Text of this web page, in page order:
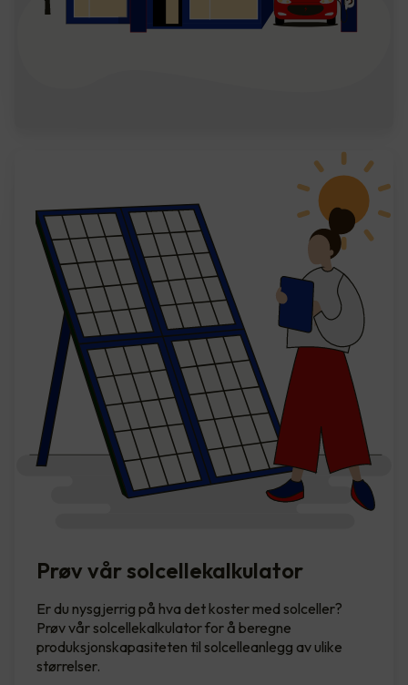
Prøv vår solcellekalkulator
Er du nysgjerrig på hva det koster med solceller?
Prøv vår solcellekalkulator for å beregne
produksjonskapasiteten til solcelleanlegg av ulike
størrelser.